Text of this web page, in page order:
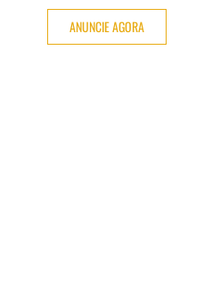
ANUNCIE AGORA